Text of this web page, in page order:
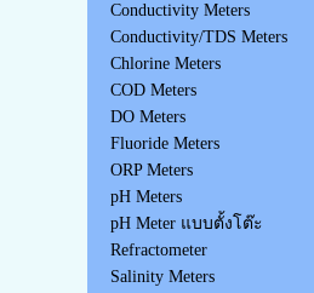
Conductivity Meters
Conductivity/TDS Meters
Chlorine Meters
COD Meters
DO Meters
Fluoride Meters
ORP Meters
pH Meters
pH Meter แบบตั้งโต๊ะ
Refractometer
Salinity Meters